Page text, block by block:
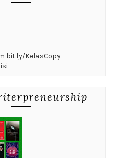
bit.ly/KelasCopy